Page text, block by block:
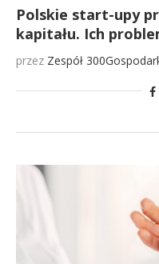
Polskie start-upy
kapitału. Ich
przez Zespół